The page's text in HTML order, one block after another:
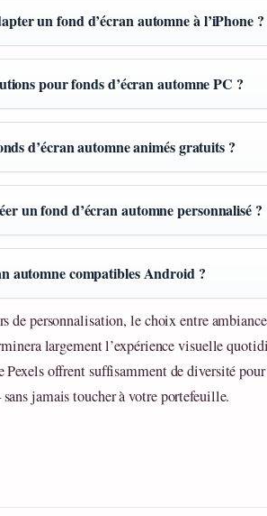
un fond d’écran automne à l’iPhone ?
pour fonds d’écran automne PC ?
d’écran automne animés gratuits ?
un fond d’écran automne personnalisé ?
automne compatibles Android ?
de personnalisation, le choix entre
largement l’expérience visuelle
Pexels offrent suffisamment de diversité
jamais toucher à votre portefeuille.